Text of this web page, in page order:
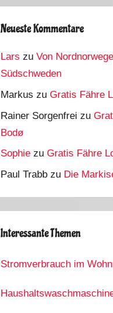
Neueste Kommentare
Lars zuVon
Südschweden
Markus zuGratis Fähre
Rainer Sorgenfrei zu
Bodø
Sophie zuGratis Fähre
Paul Trabb zu Die
Interessante Themen
Stromverbrauch im